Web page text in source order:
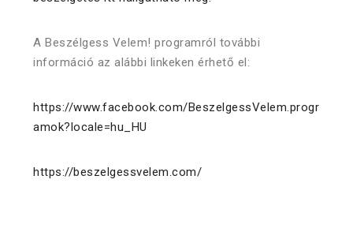
A Beszélgess Velem! programról további
információ az alábbi linkeken érhető el:
https://www.facebook.com/BeszelgessVelem.progr
amok?locale=hu_HU
https://beszelgessvelem.com/